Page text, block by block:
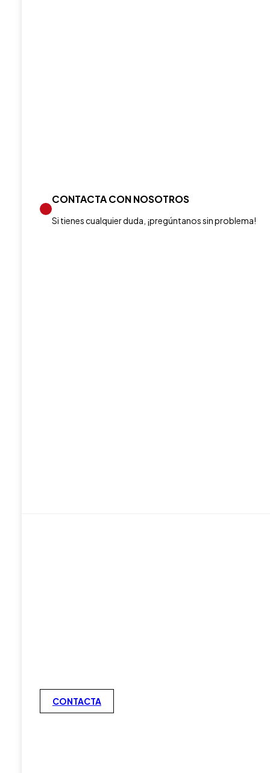
CONTACTA CON NOSOTROS
Si tienes cualquier duda, ¡pregúntanos sin problema!
CONTACTA